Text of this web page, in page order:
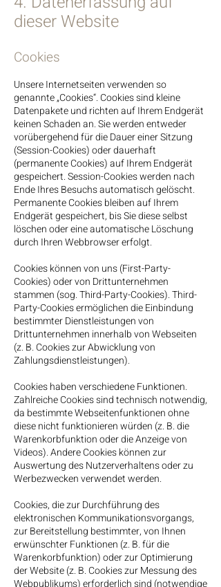
dieser Website
Cookies
Unsere Internetseiten verwenden so
genannte „Cookies“. Cookies sind kleine
Datenpakete und richten auf Ihrem Endgerät
keinen Schaden an. Sie werden entweder
vorübergehend für die Dauer einer Sitzung
(Session-Cookies) oder dauerhaft
(permanente Cookies) auf Ihrem Endgerät
gespeichert. Session-Cookies werden nach
Ende Ihres Besuchs automatisch gelöscht.
Permanente Cookies bleiben auf Ihrem
Endgerät gespeichert, bis Sie diese selbst
löschen oder eine automatische Löschung
durch Ihren Webbrowser erfolgt.
Cookies können von uns (First-Party-
Cookies) oder von Drittunternehmen
stammen (sog. Third-Party-Cookies). Third-
Party-Cookies ermöglichen die Einbindung
bestimmter Dienstleistungen von
Drittunternehmen innerhalb von Webseiten
(z. B. Cookies zur Abwicklung von
Zahlungsdienstleistungen).
Cookies haben verschiedene Funktionen.
Zahlreiche Cookies sind technisch notwendig,
da bestimmte Webseitenfunktionen ohne
diese nicht funktionieren würden (z. B. die
Warenkorbfunktion oder die Anzeige von
Videos). Andere Cookies können zur
Auswertung des Nutzerverhaltens oder zu
Werbezwecken verwendet werden.
Cookies, die zur Durchführung des
elektronischen Kommunikationsvorgangs,
zur Bereitstellung bestimmter, von Ihnen
erwünschter Funktionen (z. B. für die
Warenkorbfunktion) oder zur Optimierung
der Website (z. B. Cookies zur Messung des
Webpublikums) erforderlich sind (notwendige